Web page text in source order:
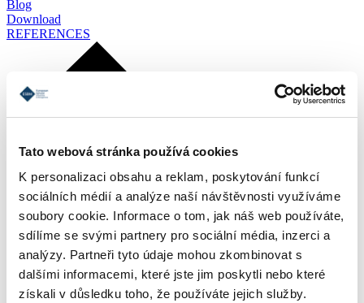
Tato webová stránka používá cookies
K personalizaci obsahu a reklam, poskytování funkcí
sociálních médií a analýze naší návštěvnosti využíváme
soubory cookie. Informace o tom, jak náš web používáte,
sdílíme se svými partnery pro sociální média, inzerci a
analýzy. Partneři tyto údaje mohou zkombinovat s
dalšími informacemi, které jste jim poskytli nebo které
získali v důsledku toho, že používáte jejich služby.
Blog
Download
REFERENCES